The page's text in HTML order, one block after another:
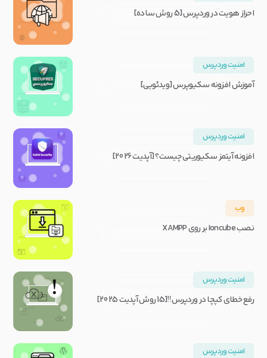
احراز هویت در وردپرس [5 روش ساده]
امنیت وردپرس
آموزش افزونه سکیوپرس [ویدئویی]
امنیت وردپرس
افزونه آیتمز سکیوریتی چیست؟ [آپدیت 2026]
وب
نصب Ioncube بر روی XAMPP
امنیت وردپرس
رفع خطای کپچا در وردپرس‼️[15 روش آپدیت 2025]
امنیت وردپرس